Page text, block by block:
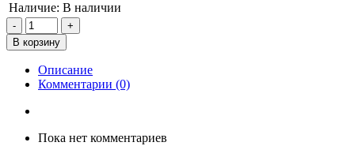
Наличие: В наличии
Описание
Комментарии (0)
Пока нет комментариев